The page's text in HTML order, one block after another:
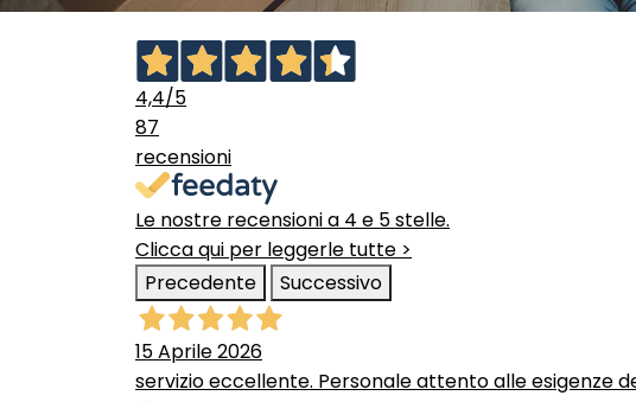
4,4/5
87
recensioni
Le nostre recensioni a 4 e 5 stelle.
Clicca qui per leggerle tutte >
Precedente
Successivo
15 Aprile 2026
servizio eccellente. Personale attento alle esigenze